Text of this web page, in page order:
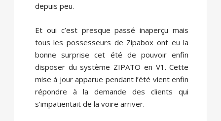
depuis peu.
Et oui c’est presque passé inaperçu mais
tous les possesseurs de Zipabox ont eu la
bonne surprise cet été de pouvoir enfin
disposer du système ZIPATO en V1. Cette
mise à jour apparue pendant l’été vient enfin
répondre à la demande des clients qui
s’impatientait de la voire arriver.